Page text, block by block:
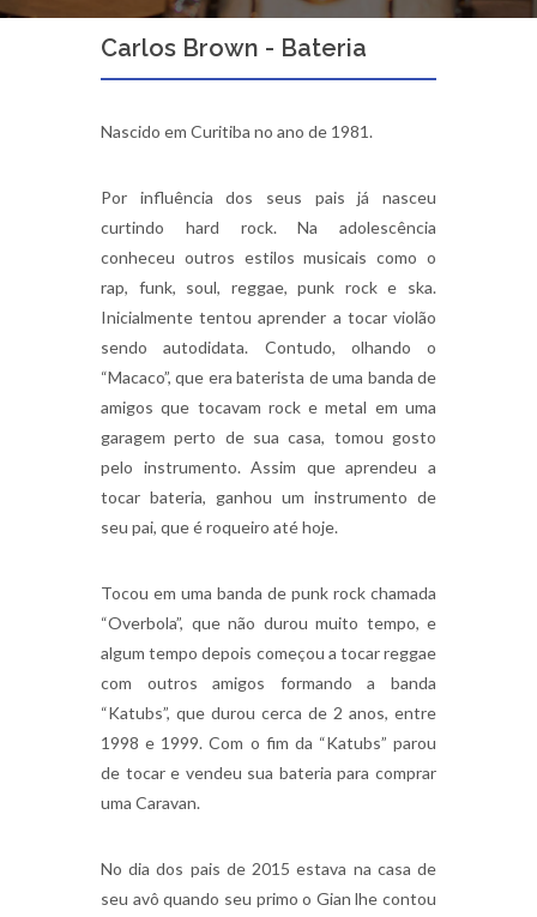
Carlos Brown - Bateria
Nascido em Curitiba no ano de 1981.
Por influência dos seus pais já nasceu
curtindo hard rock. Na adolescência
conheceu outros estilos musicais como o
rap, funk, soul, reggae, punk rock e ska.
Inicialmente tentou aprender a tocar violão
sendo autodidata. Contudo, olhando o
“Macaco”, que era baterista de uma banda de
amigos que tocavam rock e metal em uma
garagem perto de sua casa, tomou gosto
pelo instrumento. Assim que aprendeu a
tocar bateria, ganhou um instrumento de
seu pai, que é roqueiro até hoje.
Tocou em uma banda de punk rock chamada
“Overbola”, que não durou muito tempo, e
algum tempo depois começou a tocar reggae
com outros amigos formando a banda
“Katubs”, que durou cerca de 2 anos, entre
1998 e 1999. Com o fim da “Katubs” parou
de tocar e vendeu sua bateria para comprar
uma Caravan.
No dia dos pais de 2015 estava na casa de
seu avô quando seu primo o Gian lhe contou